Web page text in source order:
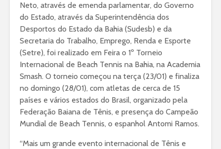
Neto, através de emenda parlamentar, do Governo
do Estado, através da Superintendência dos
Desportos do Estado da Bahia (Sudesb) e da
Secretaria do Trabalho, Emprego, Renda e Esporte
(Setre), foi realizado em Feira o 1º Torneio
Internacional de Beach Tennis na Bahia, na Academia
Smash. O torneio começou na terça (23/01) e finaliza
no domingo (28/01), com atletas de cerca de 15
países e vários estados do Brasil, organizado pela
Federação Baiana de Tênis, e presença do Campeão
Mundial de Beach Tennis, o espanhol Antomi Ramos.
“Mais um grande evento internacional de Tênis e